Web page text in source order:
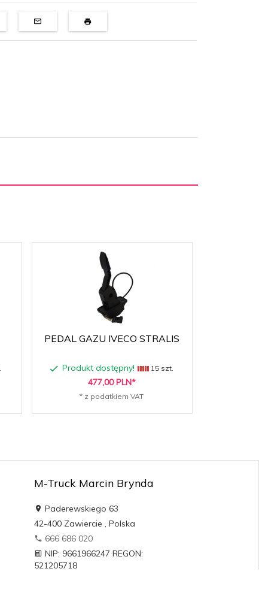
PEDAL GAZU IVECO STRALIS
Produkt dostępny! 15 szt.
477,00 PLN*
* z podatkiem VAT
M-Truck Marcin Brynda
Paderewskiego 63
42-400 Zawiercie , Polska
666 686 020
NIP: 9661966247 REGON:
521205718